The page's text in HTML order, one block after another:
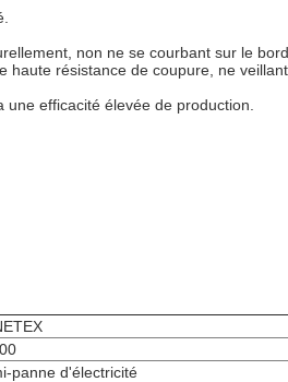
non ne se courbant sur le
résistance de coupure, ne
efficacité élevée de production.
panne d'électricité